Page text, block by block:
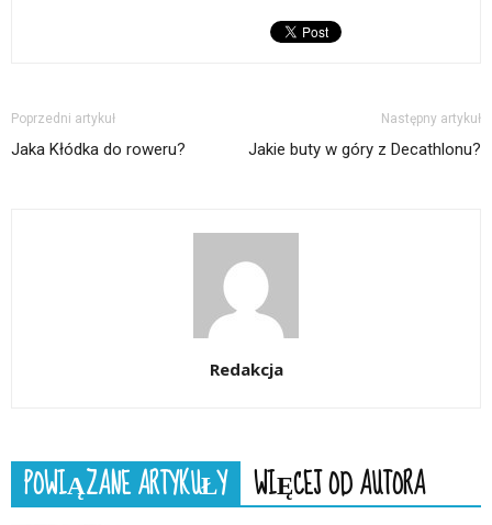
Poprzedni artykuł
Jaka Kłódka do roweru?
Następny artykuł
Jakie buty w góry z Decathlonu?
Redakcja
POWIĄZANE ARTYKUŁY WIĘCEJ OD AUTORA